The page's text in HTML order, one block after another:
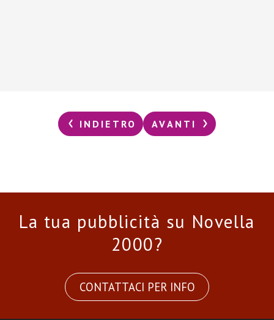
INDIETRO AVANTI
La tua pubblicità su Novella
2000?
CONTATTACI PER INFO